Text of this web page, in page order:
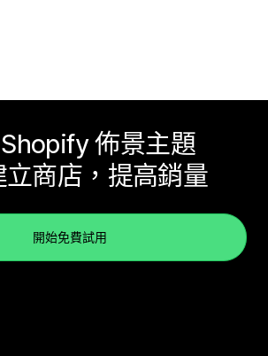
佈景主題
立商店，提高銷量
開始免費試用